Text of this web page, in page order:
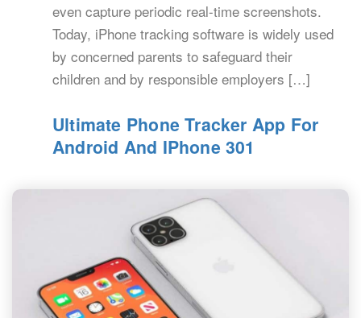
even capture periodic real-time screenshots.
Today, iPhone tracking software is widely used
by concerned parents to safeguard their
children and by responsible employers […]
Ultimate Phone Tracker App For
Android And IPhone 301